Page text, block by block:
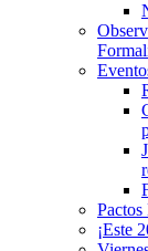
Pactos
¡Este